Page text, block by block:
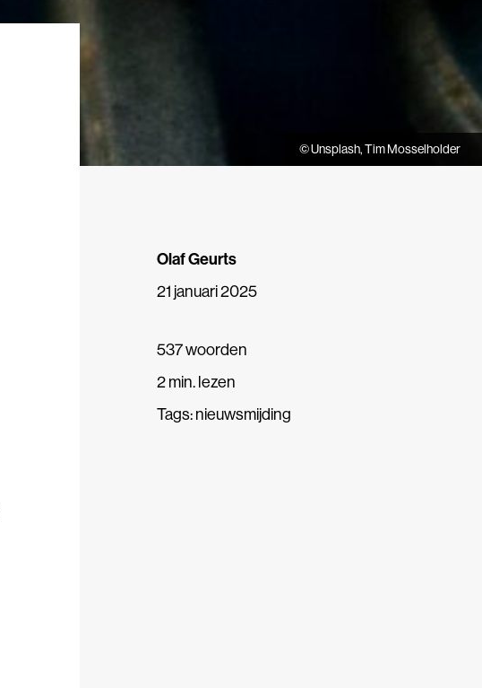
© Unsplash, Tim Mosselholder
Olaf Geurts
21 januari 2025
537 woorden
2 min. lezen
Tags:nieuwsmijding